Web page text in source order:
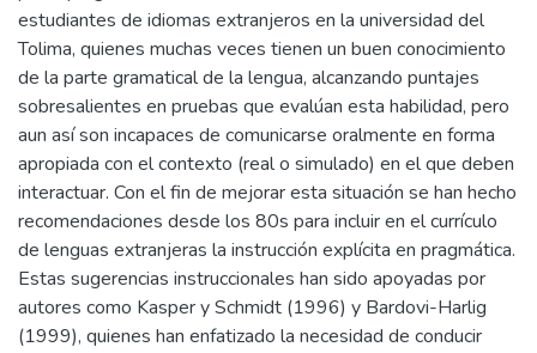
estudiantes de idiomas extranjeros en la universidad del
Tolima, quienes muchas veces tienen un buen conocimiento
de la parte gramatical de la lengua, alcanzando puntajes
sobresalientes en pruebas que evalúan esta habilidad, pero
aun así son incapaces de comunicarse oralmente en forma
apropiada con el contexto (real o simulado) en el que deben
interactuar. Con el fin de mejorar esta situación se han hecho
recomendaciones desde los 80s para incluir en el currículo
de lenguas extranjeras la instrucción explícita en pragmática.
Estas sugerencias instruccionales han sido apoyadas por
autores como Kasper y Schmidt (1996) y Bardovi-Harlig
(1999), quienes han enfatizado la necesidad de conducir